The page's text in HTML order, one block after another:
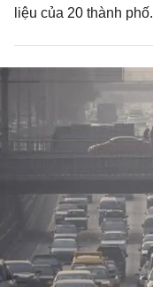
liệu của 20 thành phố.